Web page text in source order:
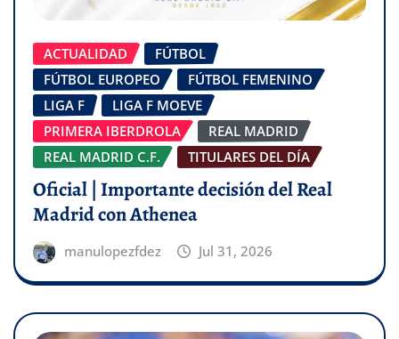
ACTUALIDAD
FÚTBOL
FÚTBOL EUROPEO
FÚTBOL FEMENINO
LIGA F
LIGA F MOEVE
PRIMERA IBERDROLA
REAL MADRID
REAL MADRID C.F.
TITULARES DEL DÍA
Oficial | Importante decisión del Real
Madrid con Athenea
manulopezfdez Jul 31, 2026